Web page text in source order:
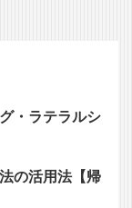
・ラテラルシ
の活用法【帰